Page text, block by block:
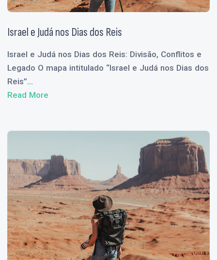
Israel e Judá nos Dias dos Reis
Israel e Judá nos Dias dos Reis: Divisão, Conflitos e
Legado O mapa intitulado “Israel e Judá nos Dias dos
Reis”...
Read More